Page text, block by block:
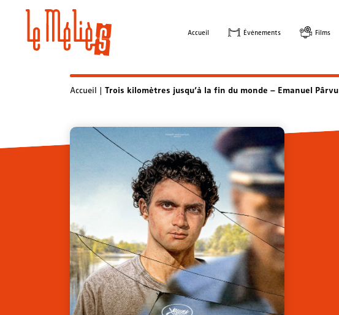
Accueil Évènements Films
Accueil | Trois kilomètres jusqu’à la fin du monde – Emanuel Pârvu